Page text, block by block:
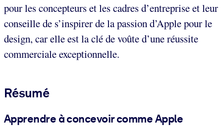
pour les concepteurs et les cadres d’entreprise et leur
conseille de s’inspirer de la passion d’Apple pour le
design, car elle est la clé de voûte d’une réussite
commerciale exceptionnelle.
Résumé
Apprendre à concevoir comme Apple